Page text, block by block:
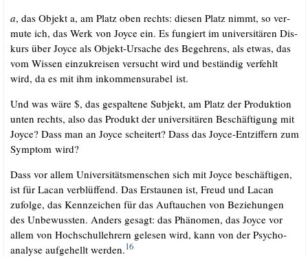
a, das Objekt a, am Platz oben rechts: die­sen Platz nimmt, so ver­
mu­te ich, das Werk von Joy­ce ein. Es fun­giert im uni­ver­si­tä­ren Dis­
kurs über Joy­ce als Objekt-Ursa­che des Begeh­rens, als etwas, das
vom Wis­sen ein­zu­krei­sen ver­sucht wird und bestän­dig ver­fehlt
wird, da es mit ihm inkom­men­su­ra­bel ist.
Und was wäre $, das gespal­te­ne Sub­jekt, am Platz der Pro­duk­ti­on
unten rechts, also das Pro­dukt der uni­ver­si­tä­ren Beschäf­ti­gung mit
Joy­ce? Dass man an Joy­ce schei­tert? Dass das Joy­ce-Ent­zif­fern zum
Sym­ptom wird?
Dass vor allem Uni­ver­si­täts­men­schen sich mit Joy­ce beschäf­ti­gen,
ist für Lacan ver­blüf­fend. Das Erstau­nen ist, Freud und Lacan
zufol­ge, das Kenn­zei­chen für das Auf­tau­chen von Bezie­hun­gen
des Unbe­wuss­ten. Anders gesagt: das Phä­no­men, das Joy­ce vor
allem von Hoch­schul­leh­rern gele­sen wird, kann von der Psy­cho­
ana­ly­se auf­ge­hellt wer­den.16